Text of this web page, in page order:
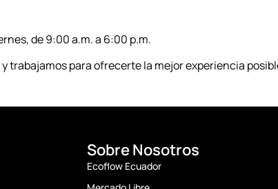
de 9:00 a.m. a 6:00 p.m.
trabajamos para ofrecerte la mejor experiencia
Sobre Nosotros
Ecoflow Ecuador